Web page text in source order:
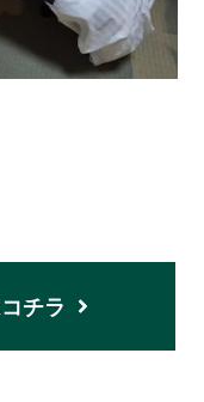
チラ